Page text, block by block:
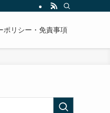
ポリシー・免責事項